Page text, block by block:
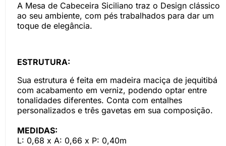
A Mesa de Cabeceira Siciliano traz o Design clássico
ao seu ambiente, com pés trabalhados para dar um
toque de elegância.
ESTRUTURA:
Sua estrutura é feita em madeira maciça de jequitibá
com acabamento em verniz, podendo optar entre
tonalidades diferentes. Conta com entalhes
personalizados e três gavetas em sua composição.
MEDIDAS:
L: 0,68 x A: 0,66 x P: 0,40m